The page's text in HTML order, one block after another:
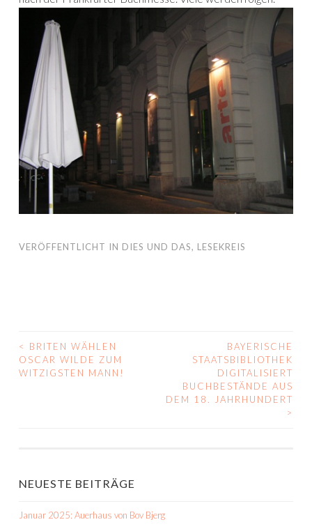
VERÖFFENTLICHT IN DIES UND DAS, LESEKREIS
BEITRAGS-
NAVIGATION
<
BRITEN WÄHLEN
OSCAR WILDE ZUM
WITZIGSTEN MANN!
BAYERISCHE
STAATSBIBLIOTHEK
DIGITALISIERT
BUCHBESTÄNDE AUS
DEM 18. JAHRHUNDERT
>
NEUESTE BEITRÄGE
Januar 2025: Auerhaus von Bov Bjerg